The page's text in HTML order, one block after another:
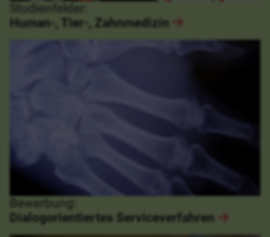
Studienfelder:
Human-, Tier-, Zahnmedizin
Bewerbung:
Dialogorientiertes Serviceverfahren